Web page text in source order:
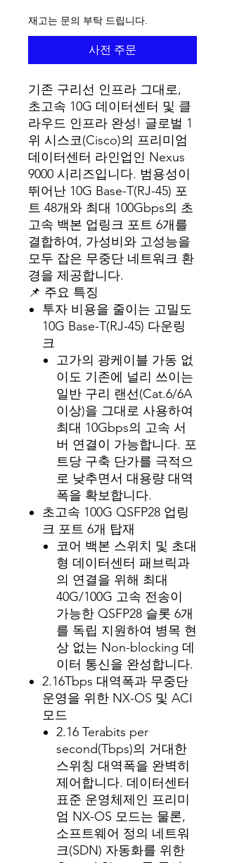
재고는 문의 부탁 드립니다.
사전 주문
기존 구리선 인프라 그대로,
초고속 10G 데이터센터 및 클
라우드 인프라 완성! 글로벌 1
위 시스코(Cisco)의 프리미엄
데이터센터 라인업인 Nexus
9000 시리즈입니다. 범용성이
뛰어난 10G Base-T(RJ-45) 포
트 48개와 최대 100Gbps의 초
고속 백본 업링크 포트 6개를
결합하여, 가성비와 고성능을
모두 잡은 무중단 네트워크 환
경을 제공합니다.
📌 주요 특징
투자 비용을 줄이는 고밀도
10G Base-T(RJ-45) 다운링
크
고가의 광케이블 가동 없
이도 기존에 널리 쓰이는
일반 구리 랜선(Cat.6/6A
이상)을 그대로 사용하여
최대 10Gbps의 고속 서
버 연결이 가능합니다. 포
트당 구축 단가를 극적으
로 낮추면서 대용량 대역
폭을 확보합니다.
초고속 100G QSFP28 업링
크 포트 6개 탑재
코어 백본 스위치 및 초대
형 데이터센터 패브릭과
의 연결을 위해 최대
40G/100G 고속 전송이
가능한 QSFP28 슬롯 6개
를 독립 지원하여 병목 현
상 없는 Non-blocking 데
이터 통신을 완성합니다.
2.16Tbps 대역폭과 무중단
운영을 위한 NX-OS 및 ACI
모드
2.16 Terabits per
second(Tbps)의 거대한
스위칭 대역폭을 완벽히
제어합니다. 데이터센터
표준 운영체제인 프리미
엄 NX-OS 모드는 물론,
소프트웨어 정의 네트워
크(SDN) 자동화를 위한